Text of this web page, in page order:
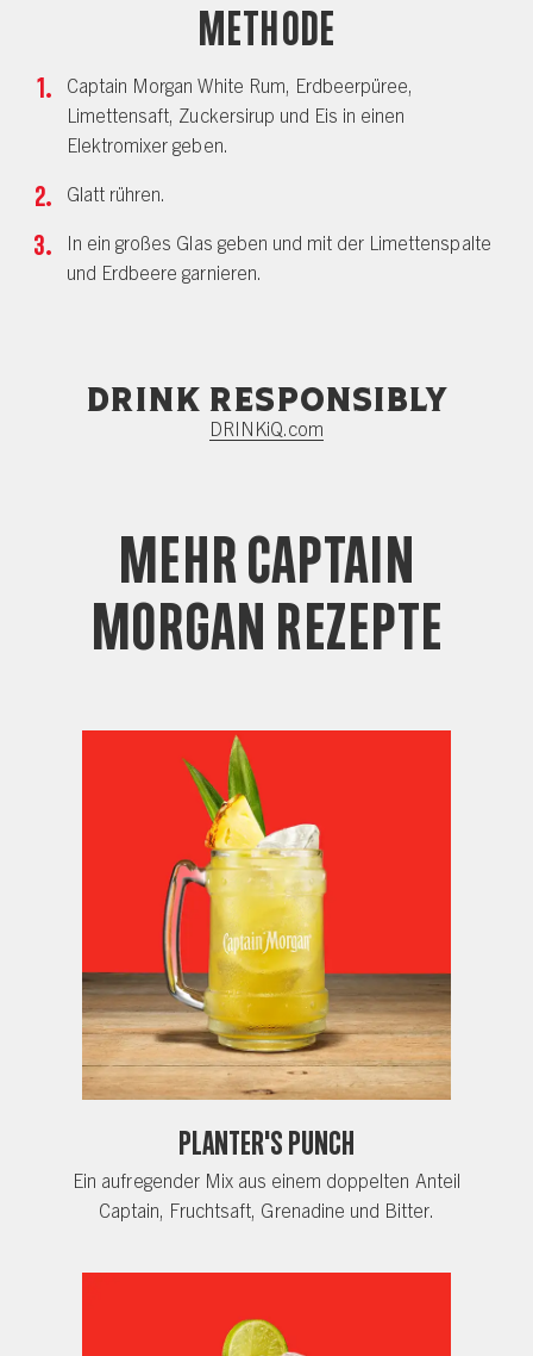
Methode
Captain Morgan White Rum, Erdbeerpüree,
Limettensaft, Zuckersirup und Eis in einen
Elektromixer geben.
Glatt rühren.
In ein großes Glas geben und mit der Limettenspalte
und Erdbeere garnieren.
Drink responsibly
DRINKiQ.com
Mehr Captain
Morgan Rezepte
Planter's Punch
Ein aufregender Mix aus einem doppelten Anteil
Captain, Fruchtsaft, Grenadine und Bitter.